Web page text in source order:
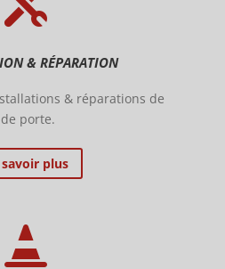
& RÉPARATION
&réparations de
porte.
savoir plus
